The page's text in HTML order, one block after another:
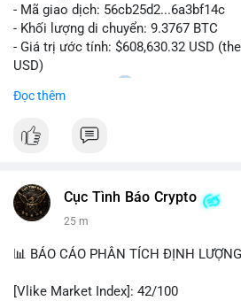
- Mã giao dịch: 56cb25d2...6a3bf14c
- Khối lượng di chuyển: 9.3767 BTC
- Giá trị ước tính: $608,630.32 USD
USD)
- Thời gian: 02:20
Nhận định phân tích:
Giao dịch gần 610 nghìn USD được
bình lớn này, khả năng cao là cá voi
giữa các ví nóng hoặc chuyển sang ví
vào sàn giao dịch tập trung trong các
cơ ngắn hạn.
Đọc thêm
Cục Tình Báo Crypto
25 m
📊 BÁO CÁO PHÂN TÍCH ĐỊNH
[Vlike Market Index]: 42/100